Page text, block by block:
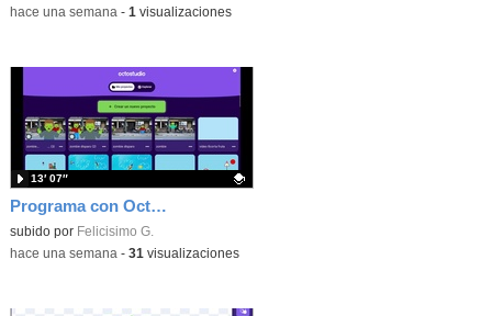
-hace una semana - 1 visualizaciones
Programa con OctoStudio, un juego de disparos contra Zombies con un cargador basado en el House of the dead
Contenido educativo.
subido por Felicisimo G.
13′ 07″
-hace una semana - 31 visualizaciones